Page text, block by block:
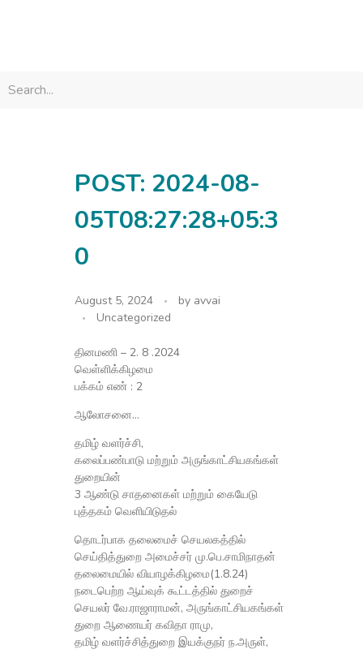
POST: 2024-08-
05T08:27:28+05:3
0
August 5, 2024 by avvai
Uncategorized
தினமணி – 2. 8 .2024
வெள்ளிக்கிழமை
பக்கம் எண் : 2
ஆலோசனை…
தமிழ் வளர்ச்சி,
கலைப்பண்பாடு மற்றும் அருங்காட்சியகங்கள்
துறையின்
3 ஆண்டு சாதனைகள் மற்றும் கையேடு
புத்தகம் வெளியிடுதல்
தொடர்பாக தலைமைச் செயலகத்தில்
செய்தித்துறை அமைச்சர் மு.பெ.சாமிநாதன்
தலைமையில் வியாழக்கிழமை(1.8.24)
நடைபெற்ற ஆய்வுக் கூட்டத்தில் துறைச்
செயலர் வே.ராஜாராமன், அருங்காட்சியகங்கள்
துறை ஆணையர் கவிதா ராமு,
தமிழ் வளர்ச்சித்துறை இயக்குநர் ந.அருள்,